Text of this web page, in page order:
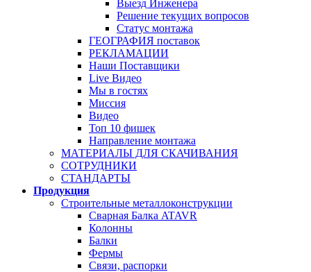
Выезд Инженера
Решение текущих вопросов
Статус монтажа
ГЕОГРАФИЯ поставок
РЕКЛАМАЦИИ
Наши Поставщики
Live Видео
Мы в гостях
Миссия
Видео
Топ 10 фишек
Направление монтажа
МАТЕРИАЛЫ ДЛЯ СКАЧИВАНИЯ
СОТРУДНИКИ
СТАНДАРТЫ
Продукция
Строительные металлоконструкции
Сварная Балка ATAVR
Колонны
Балки
Фермы
Связи, распорки